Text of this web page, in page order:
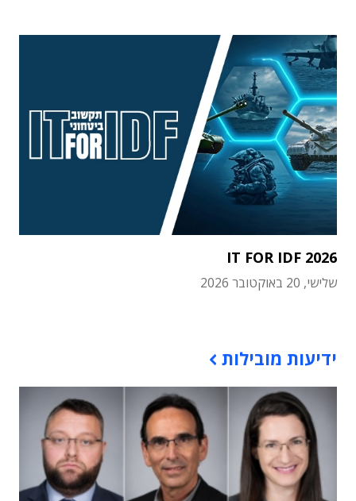
IT FOR IDF 2026
שלישי, 20 באוקטובר 2026
ידיעות מובילות